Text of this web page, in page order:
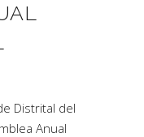
Distrital del
Anual